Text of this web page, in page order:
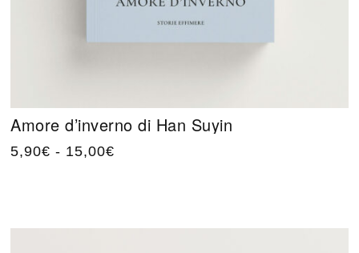
Amore d’inverno di Han Suyin
5,90€ - 15,00€